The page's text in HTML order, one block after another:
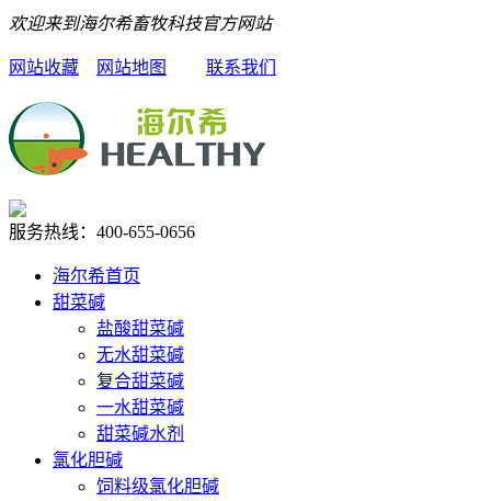
欢迎来到海尔希畜牧科技官方网站
网站收藏 网站地图 联系我们
服务热线： 400-655-0656
海尔希首页
甜菜碱
盐酸甜菜碱
无水甜菜碱
复合甜菜碱
一水甜菜碱
甜菜碱水剂
氯化胆碱
饲料级氯化胆碱